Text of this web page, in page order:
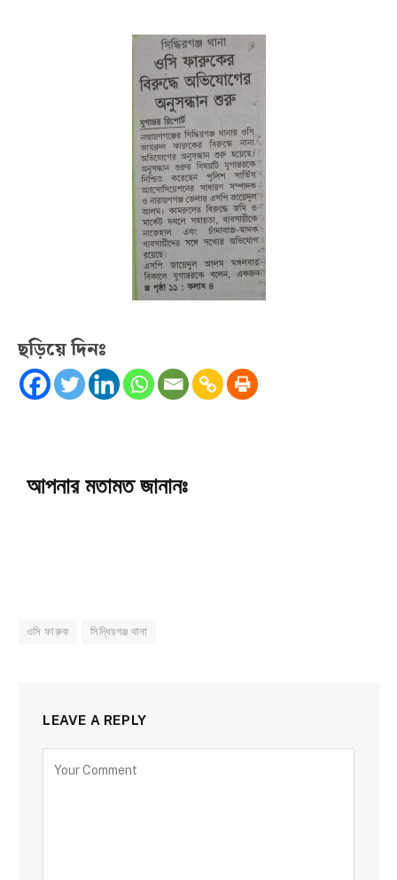
ছড়িয়ে দিনঃ
আপনার মতামত জানানঃ
ওসি ফারুক সিদ্ধিরগঞ্জ থানা
LEAVE A REPLY